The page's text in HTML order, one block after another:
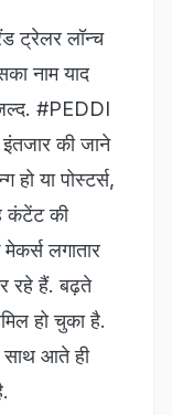
ट्रेलर लॉन्च
नाम याद
#PEDDI
की जाने
हो या पोस्टर्स,
कंटेंट की
लगातार
रहे हैं. बढ़ते
हो चुका है.
साथ आते ही